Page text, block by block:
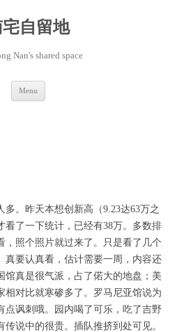
自留地
Nan's shared space
Menu
。昨天本想创新高（9.23达63万之
看了一下统计，已经有38万。多数排
，照个照片就过来了。只是看了几个
真要认真看，估计需要一周，内容还
馆真是很气派，占了偌大的地盘；美
相对比就寒碜多了。罗马尼亚馆说为
点讽刺哦。园内喝了可乐，吃了吉野
说中的很贵。插队推挤到处可见。